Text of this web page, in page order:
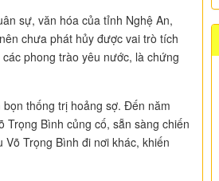
sự, văn hóa của tỉnh Nghệ An,
chưa phát hủy được vai trò tích
phong trào yêu nước, là chứng
thống trị hoảng sợ. Đến năm
Bình củng cố, sẵn sàng chiến
Trọng Bình đi nơi khác, khiến